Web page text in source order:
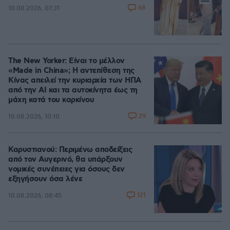
10.08.2026, 07:31 68
The New Yorker: Είναι το μέλλον
«Made in China»; Η αντεπίθεση της
Κίνας απειλεί την κυριαρχία των ΗΠΑ
από την ΑΙ και τα αυτοκίνητα έως τη
μάχη κατά του καρκίνου
10.08.2026, 10:10 29
Καρυστιανού: Περιμένω αποδείξεις
από τον Αυγερινό, θα υπάρξουν
νομικές συνέπειες για όσους δεν
εξηγήσουν όσα λένε
10.08.2026, 08:45 121